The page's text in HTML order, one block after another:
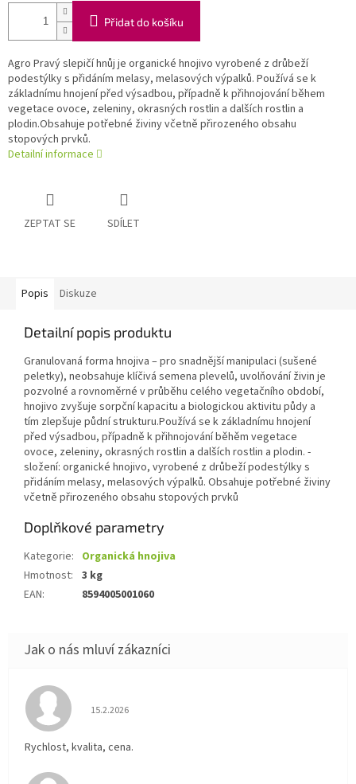
Přidat do košíku
Agro Pravý slepičí hnůj je organické hnojivo vyrobené z drůbeží
podestýlky s přidáním melasy, melasových výpalků. Používá se k
základnímu hnojení před výsadbou, případně k přihnojování během
vegetace ovoce, zeleniny, okrasných rostlin a dalších rostlin a
plodin.Obsahuje potřebné živiny včetně přirozeného obsahu
stopových prvků.
Detailní informace
ZEPTAT SE SDÍLET
Popis Diskuze
Detailní popis produktu
Granulovaná forma hnojiva – pro snadnější manipulaci (sušené
peletky), neobsahuje klíčivá semena plevelů, uvolňování živin je
pozvolné a rovnoměrné v průběhu celého vegetačního období,
hnojivo zvyšuje sorpční kapacitu a biologickou aktivitu půdy a
tím zlepšuje půdní strukturu.Používá se k základnímu hnojení
před výsadbou, případně k přihnojování běhěm vegetace
ovoce, zeleniny, okrasných rostlin a dalších rostlin a plodin. -
složení: organické hnojivo, vyrobené z drůbeží podestýlky s
přidáním melasy, melasových výpalků. Obsahuje potřebné živiny
včetně přirozeného obsahu stopových prvků
Doplňkové parametry
Kategorie: Organická hnojiva
Hmotnost: 3 kg
EAN: 8594005001060
Hodnocení obchodu je 5 z 5 hvězdiček.
15.2.2026
Rychlost, kvalita, cena.